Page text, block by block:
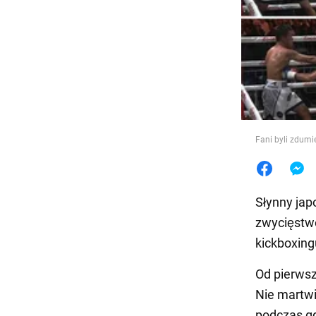
Fani byli
Słynny
Od
Nie